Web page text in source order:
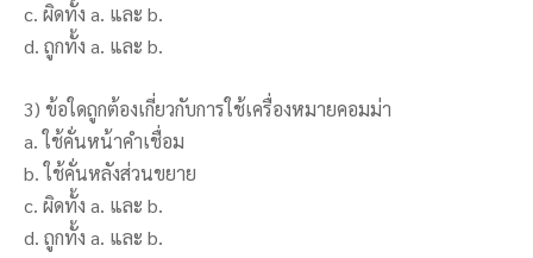
c. ผิดทั้ง a. และ b.
d. ถูกทั้ง a. และ b.
3) ข้อใดถูกต้องเกี่ยวกับการใช้เครื่องหมายคอมม่า
a. ใช้คั่นหน้าคำเชื่อม
b. ใช้คั่นหลังส่วนขยาย
c. ผิดทั้ง a. และ b.
d. ถูกทั้ง a. และ b.